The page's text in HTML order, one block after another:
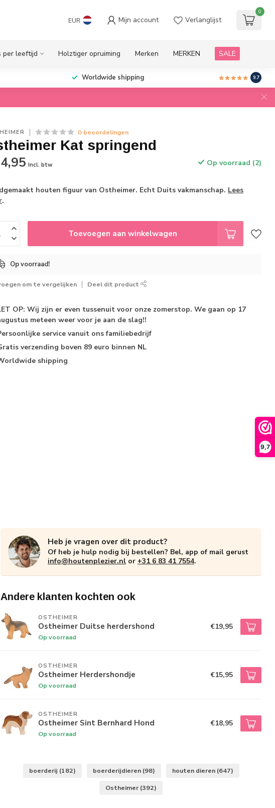
9,7
EUR Mijn account Verlanglijst
0
per leeftijd Holztiger opruiming Merken MERKEN SALE
Worldwide shipping 9.7
0 beoordelingen
Kat springend
Incl. btw Op voorraad (2)
houten figuur van Ostheimer. Echt Duits vakmanschap. Lees
.
Toevoegen aan winkelwagen
Op voorraad!
om te vergelijken Deel dit product
OP: Wij zijn er even tussenuit voor onze zomerstop. We gaan op 17
meteen weer voor je aan de slag!!
service vanuit ons familiebedrijf
verzending boven 89 euro binnen NL
shipping
Heb je vragen over dit product?
Of heb je hulp nodig bij bestellen? Bel, app of mail gerust
info@houtenplezier.nl or +31 6 83 41 7554.
Andere klanten kochten ook
OSTHEIMER
Ostheimer Duitse herdershond
Op voorraad
€19,95
OSTHEIMER
Ostheimer Herdershondje
Op voorraad
€15,95
OSTHEIMER
Ostheimer Sint Bernhard Hond
Op voorraad
€18,95
boerderij (182) boerderijdieren (98) houten dieren (647)
Ostheimer (392)